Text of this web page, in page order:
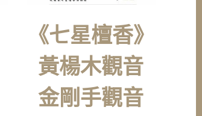
《七星檀香》
黃楊木觀音
金剛手觀音